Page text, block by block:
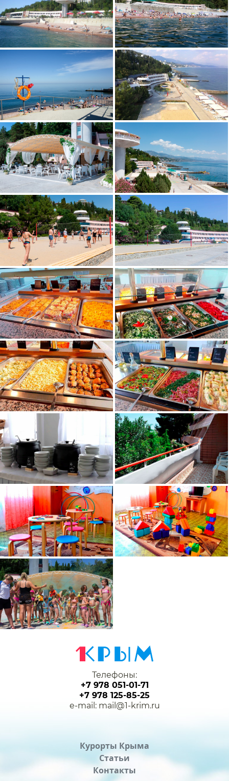
Курорты Крыма
Статьи
Контакты
Телефоны:
+7 978 051-01-71
+7 978 125-85-25
e-mail: mail@1-krim.ru